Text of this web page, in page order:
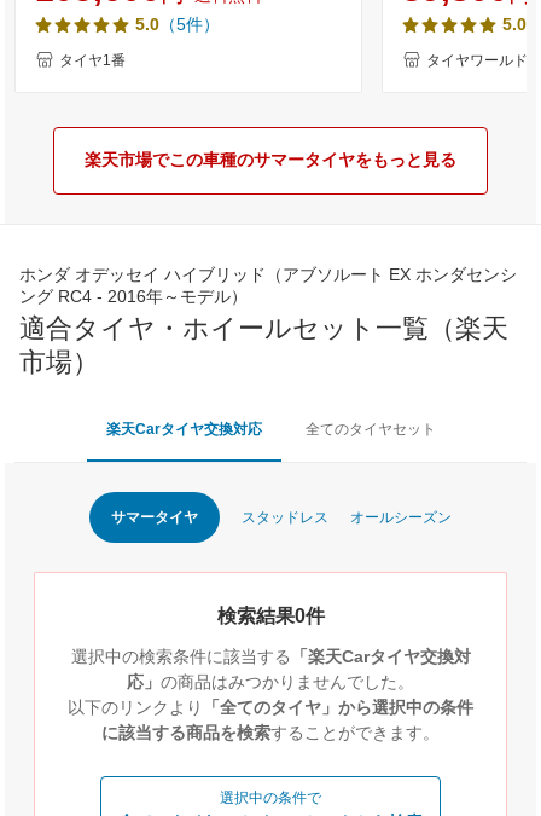
5.0 （5件）
タイヤ1番
5.0
タイヤワールド
楽天市場でこの車種のサマータイヤをもっと見る
ホンダ オデッセイ ハイブリッド（アブソルート EX ホンダセンシ
ング RC4 - 2016年～モデル）
適合タイヤ・ホイールセット一覧（楽天
市場）
楽天Carタイヤ交換対応 全てのタイヤセット
サマータイヤ スタッドレス オールシーズン
検索結果0件
選択中の検索条件に該当する 「楽天Carタイヤ交換対
応」 の商品はみつかりませんでした。
以下のリンクより
「全てのタイヤ」から選択中の条件
に該当する商品を検索することができます。
選択中の条件で